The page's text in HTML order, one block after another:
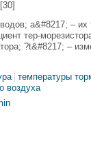
a&#8217; –
тер-
?t&#8217; –
температуры
воздуха